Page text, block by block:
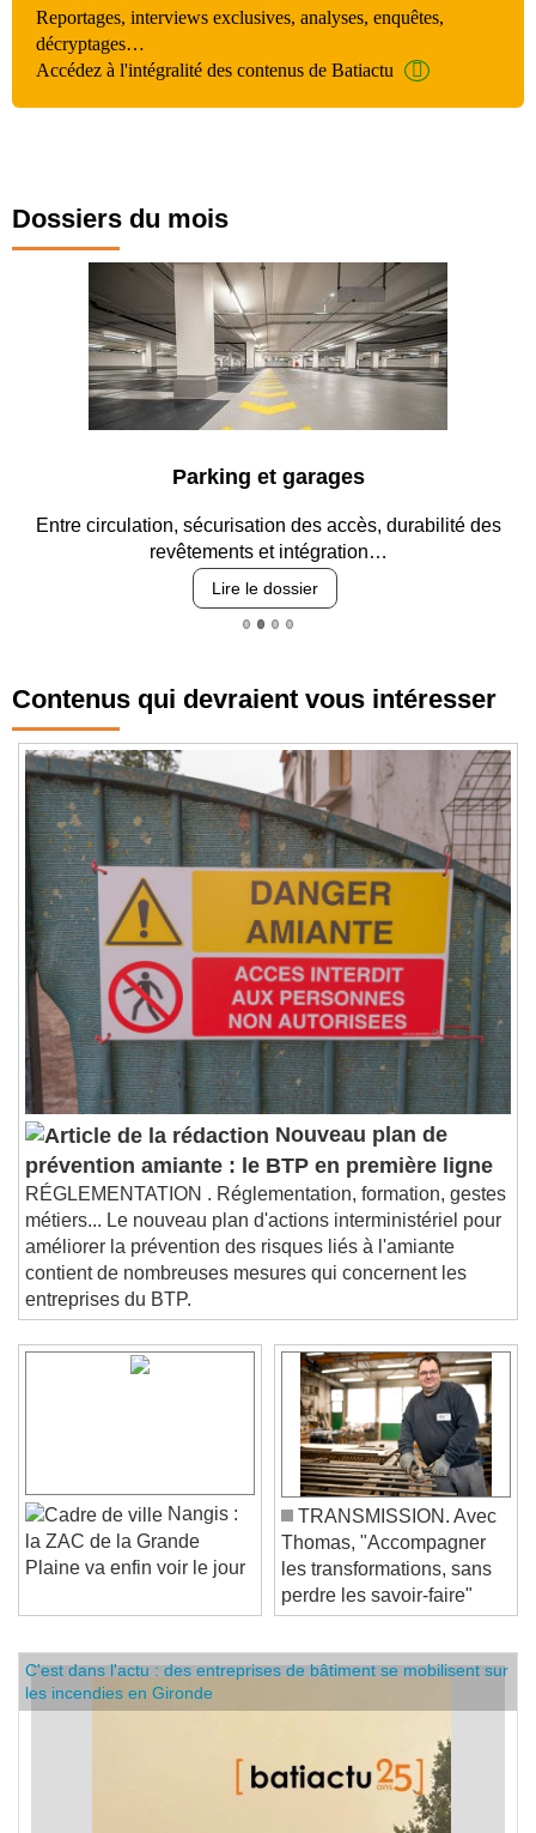
Reportages, interviews exclusives, analyses, enquêtes,
décryptages…
Accédez à l'intégralité des contenus de Batiactu
Dossiers du mois
Parking et garages
Entre circulation, sécurisation des accès, durabilité des
revêtements et intégration…
Lire le dossier
Contenus qui devraient vous intéresser
Nouveau plan de
prévention amiante : le BTP en première ligne
RÉGLEMENTATION . Réglementation, formation, gestes
métiers... Le nouveau plan d'actions interministériel pour
améliorer la prévention des risques liés à l'amiante
contient de nombreuses mesures qui concernent les
entreprises du BTP.
Nangis :
la ZAC de la Grande
Plaine va enfin voir le jour
TRANSMISSION. Avec
Thomas, "Accompagner
les transformations, sans
perdre les savoir-faire"
C'est dans l'actu : des entreprises de bâtiment se mobilisent sur
les incendies en Gironde